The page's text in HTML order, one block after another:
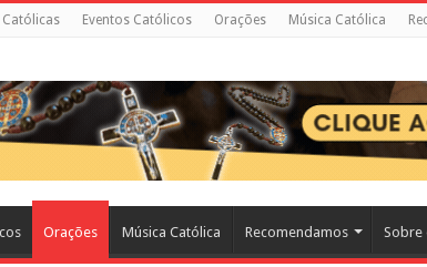
Católicas Eventos Católicos Orações Música Católica
Orações Música Católica Recomendamos Sobre